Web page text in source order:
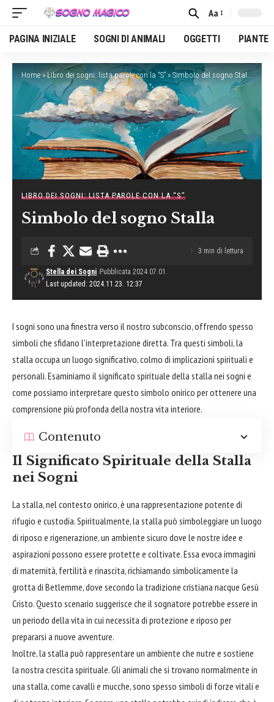
Font
Resizer
Aa
PAGINA INIZIALE SOGNI DI ANIMALI OGGETTI PIANTE
Home»Libro dei sogni: lista parole con la “S” » Simbolo del sogno Stalla
LIBRO DEI SOGNI: LISTA PAROLE CON LA “S”
Simbolo del sogno Stalla
Last updated: 2024.11.23. 12:37
Stella dei Sogni Pubblicata 2024.07.01.
3 min di lettura
I sogni sono una finestra verso il nostro subconscio, offrendo spesso
simboli che sfidano l’interpretazione diretta. Tra questi simboli, la
stalla occupa un luogo significativo, colmo di implicazioni spirituali e
personali. Esaminiamo il significato spirituale della stalla nei sogni e
come possiamo interpretare questo simbolo onirico per ottenere una
comprensione più profonda della nostra vita interiore.
Contenuto
Il Significato Spirituale della Stalla
nei Sogni
La stalla, nel contesto onirico, è una rappresentazione potente di
rifugio e custodia. Spiritualmente, la stalla può simboleggiare un luogo
di riposo e rigenerazione, un ambiente sicuro dove le nostre idee e
aspirazioni possono essere protette e coltivate. Essa evoca immagini
di maternità, fertilità e rinascita, richiamando simbolicamente la
grotta di Betlemme, dove secondo la tradizione cristiana nacque Gesù
Cristo. Questo scenario suggerisce che il sognatore potrebbe essere in
un periodo della vita in cui necessita di protezione e riposo per
prepararsi a nuove avventure.
Inoltre, la stalla può rappresentare un ambiente che nutre e sostiene
la nostra crescita spirituale. Gli animali che si trovano normalmente in
una stalla, come cavalli e mucche, sono spesso simboli di forze vitali e